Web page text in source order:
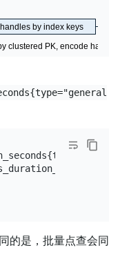
by index keys
clustered PK, encode handle
的是，批量点查会同